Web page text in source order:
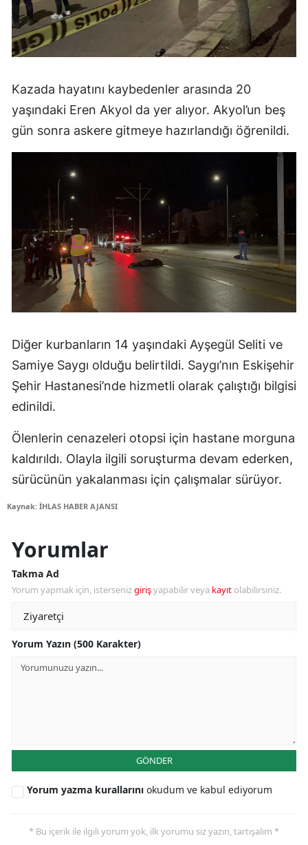
Kazada hayatını kaybedenler arasında 20
yaşındaki Eren Akyol da yer alıyor. Akyol’un beş
gün sonra askere gitmeye hazırlandığı öğrenildi.
Diğer kurbanların 14 yaşındaki Ayşegül Seliti ve
Samiye Saygı olduğu belirtildi. Saygı’nın Eskişehir
Şehir Hastanesi’nde hizmetli olarak çalıştığı bilgisi
edinildi.
Ölenlerin cenazeleri otopsi için hastane morguna
kaldırıldı. Olayla ilgili soruşturma devam ederken,
sürücünün yakalanması için çalışmalar sürüyor.
Kaynak: İHLAS HABER AJANSI
Yorumlar
Takma Ad
Yorum yapmak için, istersenizgirişyapabilir veya kayıt olabilirsiniz.
Yorum Yazın (500 Karakter)
GÖNDER
Yorum yazma kurallarını okudum ve kabul ediyorum
* Bu içerik ile ilgili yorum yok, ilk yorumu siz yazın, tartışalım *